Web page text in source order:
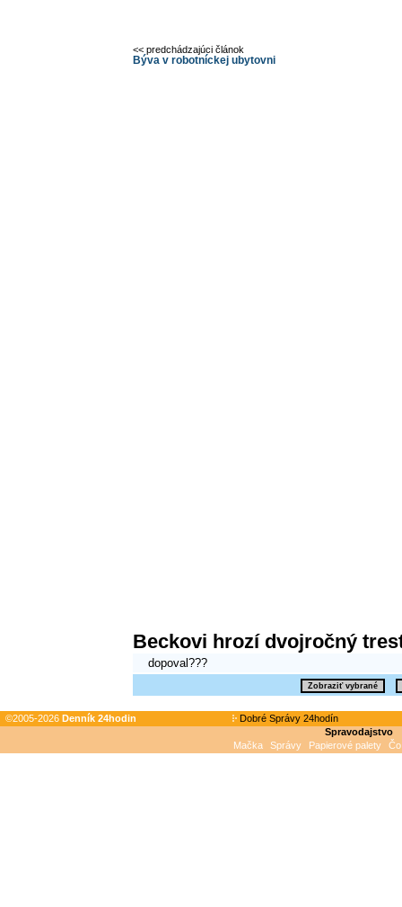
<< predchádzajúci článok
Býva v robotníckej ubytovni
Beckovi hrozí dvojročný
dopoval???
©2005-2026 Denník 24hodin
Dobré Správy 24hodín
Spravodajstvo
Mačka
Správy Papierové palety